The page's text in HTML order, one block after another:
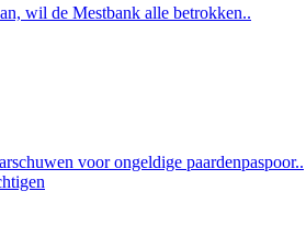
wil de Mestbank alle betrokken..
voor ongeldige paardenpaspoor..